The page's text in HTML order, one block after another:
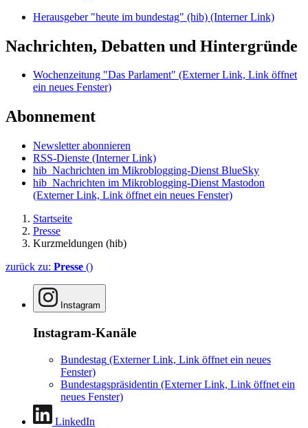
Herausgeber "heute im bundestag" (hib) (Interner Link)
Nachrichten, Debatten und Hintergründe
Wochenzeitung "Das Parlament" (Externer Link, Link öffnet
ein neues Fenster)
Abonnement
Newsletter abonnieren
RSS-Dienste (Interner Link)
hib_Nachrichten im Mikroblogging-Dienst BlueSky
hib_Nachrichten im Mikroblogging-Dienst Mastodon
(Externer Link, Link öffnet ein neues Fenster)
Startseite
Presse
Kurzmeldungen (hib)
zurück zu: Presse ()
Instagram
Instagram-Kanäle
Bundestag (Externer Link, Link öffnet ein neues
Fenster)
Bundestagspräsidentin (Externer Link, Link öffnet ein
neues Fenster)
LinkedIn